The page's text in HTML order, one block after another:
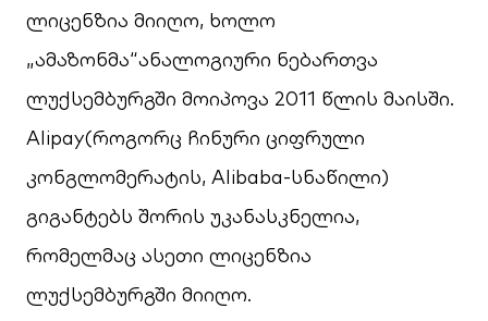
ლიცენზია მიიღო, ხოლო
„ამაზონმა“ანალოგიური ნებართვა
ლუქსემბურგში მოიპოვა 2011 წლის მაისში.
Alipay(როგორც ჩინური ციფრული
კონგლომერატის, Alibaba-სნაწილი)
გიგანტებს შორის უკანასკნელია,
რომელმაც ასეთი ლიცენზია
ლუქსემბურგში მიიღო.